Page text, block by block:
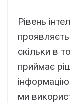
Рівень
скільки в
приймає
ми